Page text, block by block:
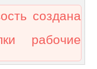
создана
рабочие